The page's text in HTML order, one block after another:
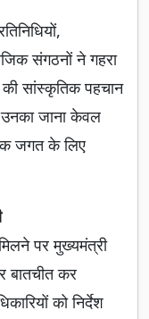
संगठनों ने गहरा
सांस्कृतिक पहचान
जाना केवल
जगत के लिए
पर मुख्यमंत्री
बातचीत कर
को निर्देश